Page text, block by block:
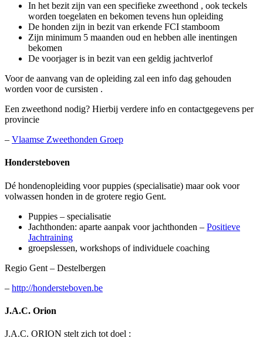
In het bezit zijn van een specifieke zweethond , ook teckels
worden toegelaten en bekomen tevens hun opleiding
De honden zijn in bezit van erkende FCI stamboom
Zijn minimum 5 maanden oud en hebben alle inentingen
bekomen
De voorjager is in bezit van een geldig jachtverlof
Voor de aanvang van de opleiding zal een info dag gehouden
worden voor de cursisten .
Een zweethond nodig? Hierbij verdere info en contactgegevens per
provincie
– Vlaamse Zweethonden Groep
Hondersteboven
Dé hondenopleiding voor puppies (specialisatie) maar ook voor
volwassen honden in de grotere regio Gent.
Puppies – specialisatie
Jachthonden: aparte aanpak voor jachthonden – Positieve
Jachtraining
groepslessen, workshops of individuele coaching
Regio Gent – Destelbergen
– http://hondersteboven.be
J.A.C. Orion
J.A.C. ORION stelt zich tot doel :